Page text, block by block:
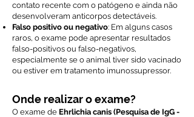
contato recente com o patógeno e ainda não
desenvolveram anticorpos detectáveis.
Falso positivo ou negativo: Em alguns casos
raros, o exame pode apresentar resultados
falso-positivos ou falso-negativos,
especialmente se o animal tiver sido vacinado
ou estiver em tratamento imunossupressor.
Onde realizar o exame?
O exame de Ehrlichia canis (Pesquisa de IgG -